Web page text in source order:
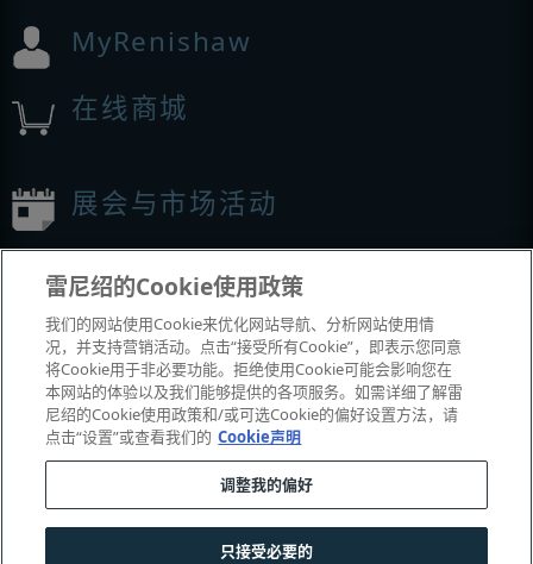
MyRenishaw
在线商城
展会与市场活动
© 2001-2026 Renishaw plc。版权所有。
联系我们 | | | | 指南
雷尼绍的Cookie使用政策
我们的网站使用Cookie来优化网站导航、分析网站使用情
况，并支持营销活动。点击“接受所有Cookie”，即表示您同意
将Cookie用于非必要功能。拒绝使用Cookie可能会影响您在
本网站的体验以及我们能够提供的各项服务。如需详细了解雷
尼绍的Cookie使用政策和/或可选Cookie的偏好设置方法，请
点击“设置”或查看我们的 Cookie声明
调整我的偏好
只接受必要的